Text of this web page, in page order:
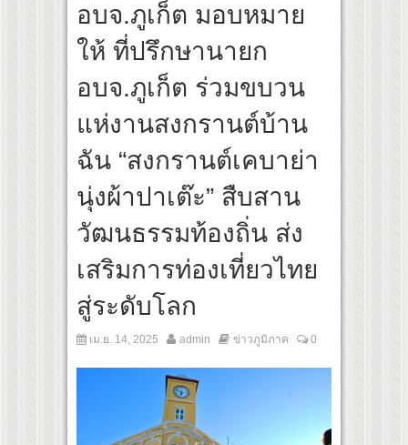
ดแห่งปีจาก NUUI Starathon 8.8 “บอส-โนอึล” เปิดประเดิมเคะ-เมะ สุดเซอร์ไพร้ส์วั
& Go East” ปลื้มผู้ประกอบการตอบรับเยี่ยม พร้อมต่อยอดขายแพ็กเกจ Corporate ก
อบจ.ภูเก็ต มอบหมาย
ให้ ที่ปรึกษานายก
อบจ.ภูเก็ต ร่วมขบวน
แห่งานสงกรานต์บ้าน
ฉัน “สงกรานต์เคบาย่า
นุ่งผ้าปาเต๊ะ” สืบสาน
วัฒนธรรมท้องถิ่น ส่ง
เสริมการท่องเที่ยวไทย
สู่ระดับโลก
เม.ย. 14, 2025 admin ข่าวภูมิภาค 0